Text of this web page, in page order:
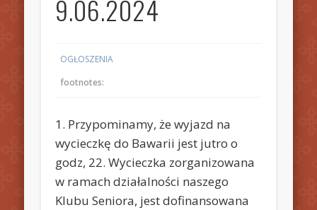
9.06.2024
OGŁOSZENIA
footnotes:
1. Przypominamy, że wyjazd na
wycieczkę do Bawarii jest jutro o
godz, 22. Wycieczka zorganizowana
w ramach działalności naszego
Klubu Seniora, jest dofinansowana